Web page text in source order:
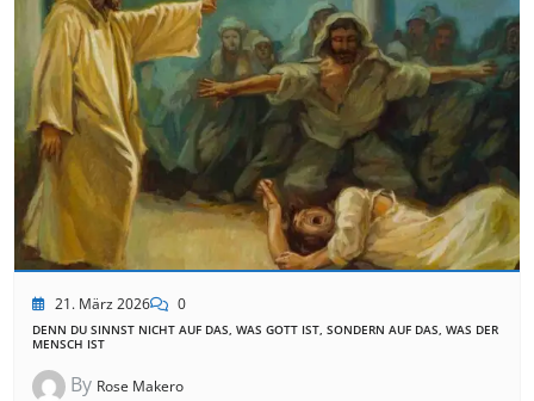
21. März 2026 0
DENN DU SINNST NICHT AUF DAS, WAS GOTT IST, SONDERN AUF DAS, WAS DER
MENSCH IST
By Rose Makero